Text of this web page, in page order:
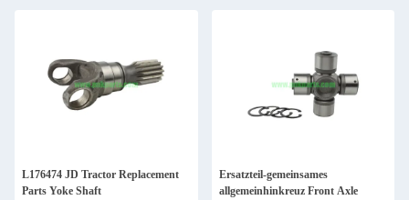
L176474 JD Tractor Replacement
Parts Yoke Shaft
Ersatzteil-gemeinsames
allgemeinhinkreuz Front Axle